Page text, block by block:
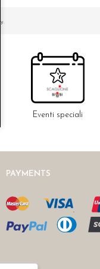
Eventi speciali
PAYMENTS